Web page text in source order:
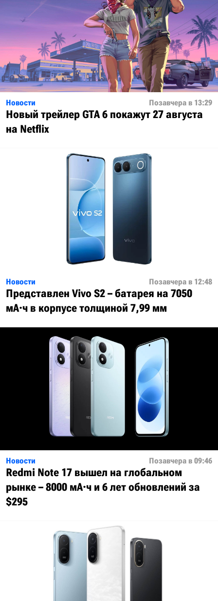
Новости Позавчера в 13:29
Новый трейлер GTA 6 покажут 27 августа
на Netflix
Новости Позавчера в 12:48
Представлен Vivo S2 – батарея на 7050
мА·ч в корпусе толщиной 7,99 мм
Новости Позавчера в 09:46
Redmi Note 17 вышел на глобальном
рынке – 8000 мА·ч и 6 лет обновлений за
$295